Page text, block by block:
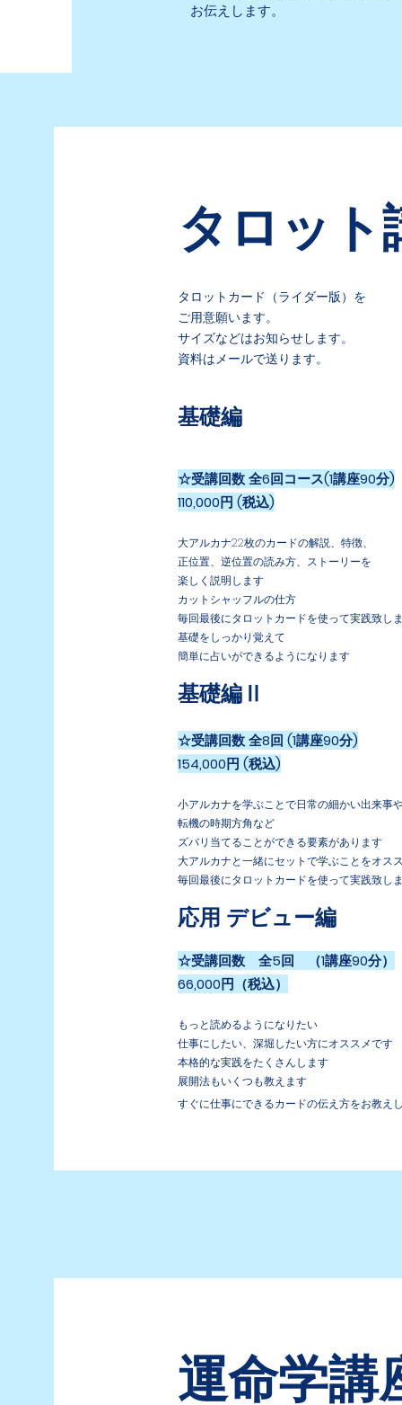
お伝えします。
タロット
タロットカード（ライダー版）を
ご用意願います。
サイズなどはお知らせします。
資料はメールで送ります。
基礎編
☆受講回数 全6回コース(1講座90分)
110,000円 (税込)
大アルカナ22枚のカードの解説、特徴、
正位置、逆位置の読み方、ストーリーを
楽しく説明します
カットシャッフルの仕方
毎回最後にタロットカードを使って実践致し
基礎をしっかり覚えて
簡単に占いができるようになります
基礎編Ⅱ
☆受講回数 全8回 (1講座90分)
154,000円 (税込)
小アルカナを学ぶことで日常の細かい出来事
転機の時期方角など
ズバリ当てることができる要素があります
大アルカナと一緒にセットで学ぶことをオス
毎回最後にタロットカードを使って実践致し
応用 デビュー編
☆受講回数 全5回 （1講座90分）
66,000円（税込）
もっと読めるようになりたい
仕事にしたい、深堀したい方にオススメです
本格的な実践をたくさんします
展開法もいくつも教えます
すぐに仕事にできるカードの伝え方をお教え
運命学講